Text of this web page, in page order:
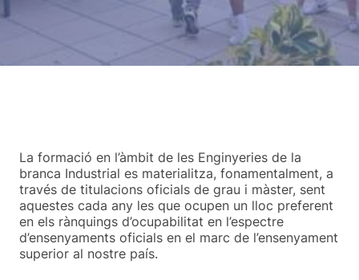
La formació en l’àmbit de les Enginyeries de la
branca Industrial es materialitza, fonamentalment, a
través de titulacions oficials de grau i màster, sent
aquestes cada any les que ocupen un lloc preferent
en els rànquings d’ocupabilitat en l’espectre
d’ensenyaments oficials en el marc de l’ensenyament
superior al nostre país.